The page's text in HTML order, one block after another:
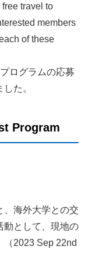
travel to
members
of these
ログラムの応募
た。
Program
、海外大学との交
動として、現地の
（2023 Sep 22nd